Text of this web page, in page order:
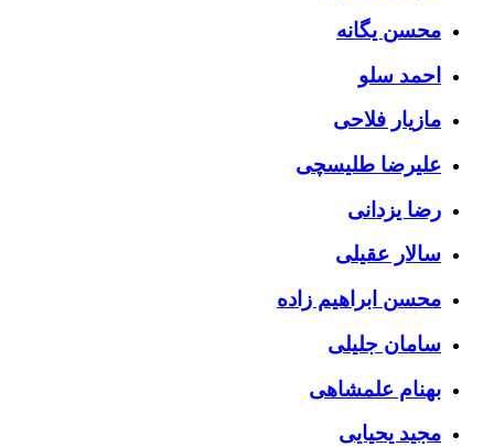
محسن یگانه
احمد سلو
مازیار فلاحی
علیرضا طلیسچی
رضا یزدانی
سالار عقیلی
محسن ابراهیم زاده
سامان جلیلی
بهنام علمشاهی
مجید یحیایی